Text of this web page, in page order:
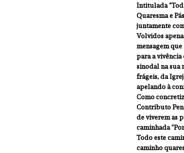
Intitulada
Quaresma e
juntamente
Volvidos
mensagem
para a
sinodal na sua
frágeis, da
apelando à
Como
Contributo
de viverem as
caminhada
Todo este
caminho